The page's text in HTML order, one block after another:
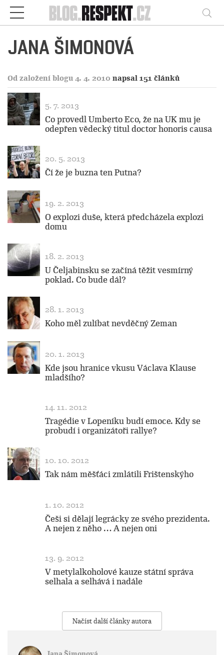
Respekt
JANA ŠIMONOVÁ
Od založení blogu 4. 4. 2010 napsal 151 článků
5. 7. 2013
Co provedl Umberto Eco, že na UK mu je
odepřen vědecký titul doctor honoris causa
20. 5. 2013
Čí že je buzna ten Putna?
19. 2. 2013
O explozi duše, která předcházela explozi
domu
18. 2. 2013
U Čeljabinsku se začíná těžit vesmírný
poklad. Co bude dál?
28. 1. 2013
Koho měl zulíbat nevděčný Zeman
20. 1. 2013
Kde jsou hranice vkusu Václava Klause
mladšího?
14. 11. 2012
Tragédie v Lopeníku budí emoce. Kdy se
probudí i organizátoři rallye?
10. 10. 2012
Tak nám měšťáci zmlátili Frištenskýho
1. 10. 2012
Češi si dělají legrácky ze svého prezidenta.
A nejen z něho … A nejen oni
13. 9. 2012
V metylalkoholové kauze státní správa
selhala a selhává i nadále
Načíst další články autora